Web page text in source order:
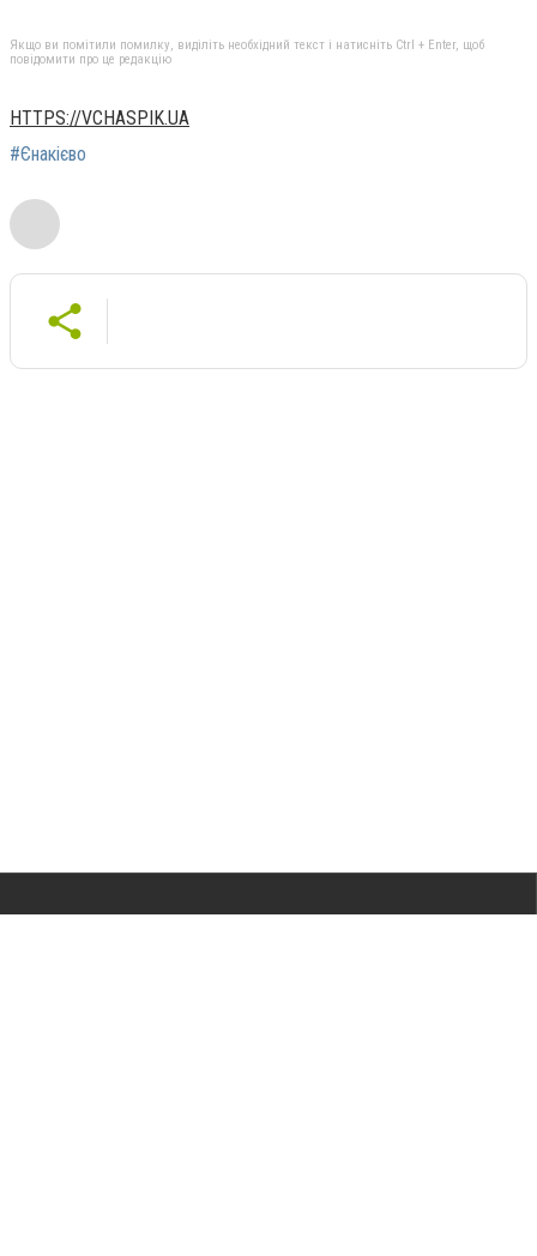
Якщо ви помітили помилку, виділіть необхідний текст і натисніть Ctrl + Enter, щоб
повідомити про це редакцію
HTTPS://VCHASPIK.UA
#Єнакієво